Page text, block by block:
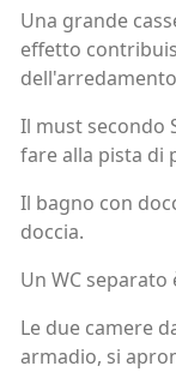
Una grande
effetto
Il must secondo
fare alla pista di
Il bagno con
doccia.
Un WC
Le due camere
armadio, si